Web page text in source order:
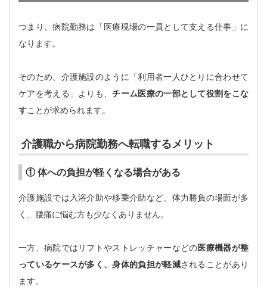
つまり、病院勤務は「医療現場の一員として支える仕事」に
なります。
そのため、介護施設のように「利用者一人ひとりに合わせて
ケアを考える」よりも、チーム医療の一部として役割をこな
すことが求められます。
介護職から病院勤務へ転職するメリット
① 体への負担が軽くなる場合がある
介護施設では入浴介助や移乗介助など、体力勝負の場面が多
く、腰痛に悩む方も少なくありません。
一方、病院ではリフトやストレッチャーなどの医療機器が整
っているケースが多く、身体的負担が軽減されることがあり
ます。